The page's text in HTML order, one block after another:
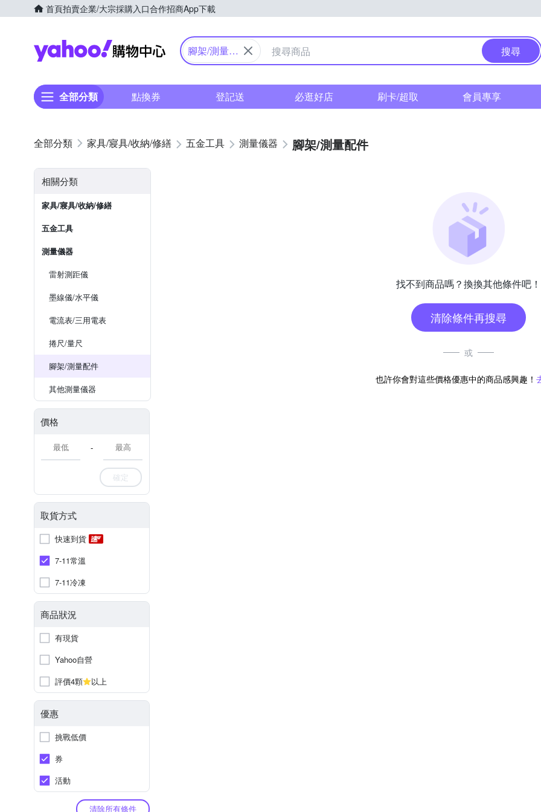
首頁拍賣企業/大宗採購入口合作招商App下載
Yahoo購物中心
腳架/測量配
搜尋
全部分類 點換券 登記送 必逛好店 刷卡/超取 會員專享
家具/寢具/收納/修繕 五金工具 測量儀器 腳架/測量配件
相關分類
家具/寢具/收納/修繕
五金工具
測量儀器
雷射測距儀
墨線儀/水平儀
電流表/三用電表
捲尺/量尺
腳架/測量配件
其他測量儀器
價格
-
確定
取貨方式
快速到貨
7-11常溫
7-11冷凍
商品狀況
有現貨
Yahoo自營
評價4顆
以上
優惠
挑戰低價
券
活動
清除所有條件
找不到商品嗎？換換其他條件吧！
清除條件再搜尋
或
也許你會對這些價格優惠中的商品感興趣！